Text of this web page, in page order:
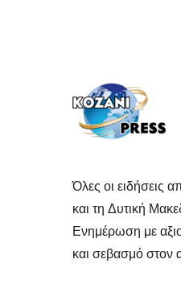
Όλες οι ειδήσεις
και τη Δυτική
Ενημέρωση με
και σεβασμό στον